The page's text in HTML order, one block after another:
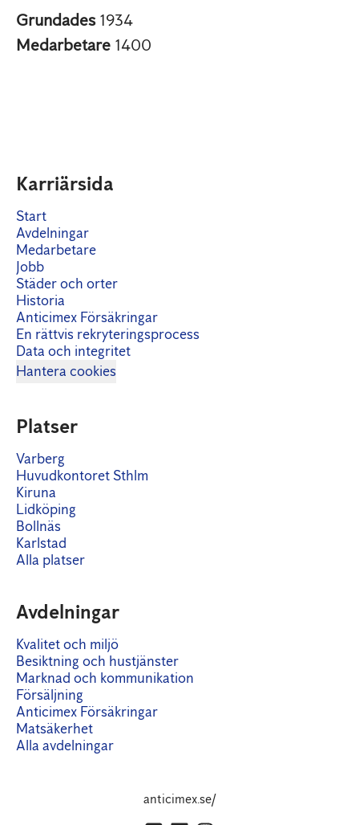
Grundades 1934
Medarbetare 1400
Karriärsida
Start
Avdelningar
Medarbetare
Jobb
Städer och orter
Historia
Anticimex Försäkringar
En rättvis rekryteringsprocess
Data och integritet
Hantera cookies
Platser
Varberg
Huvudkontoret Sthlm
Kiruna
Lidköping
Bollnäs
Karlstad
Alla platser
Avdelningar
Kvalitet och miljö
Besiktning och hustjänster
Marknad och kommunikation
Försäljning
Anticimex Försäkringar
Matsäkerhet
Alla avdelningar
anticimex.se/